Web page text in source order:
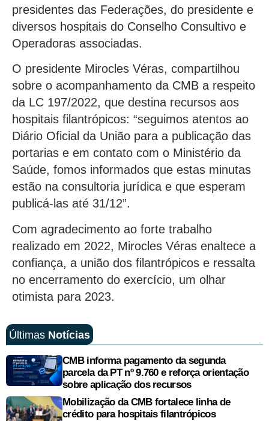
presidentes das Federações, do presidente e
diversos hospitais do Conselho Consultivo e
Operadoras associadas.
O presidente Mirocles Véras, compartilhou
sobre o acompanhamento da CMB a respeito
da LC 197/2022, que destina recursos aos
hospitais filantrópicos: “seguimos atentos ao
Diário Oficial da União para a publicação das
portarias e em contato com o Ministério da
Saúde, fomos informados que estas minutas
estão na consultoria jurídica e que esperam
publicá-las até 31/12”.
Com agradecimento ao forte trabalho
realizado em 2022, Mirocles Véras enaltece a
confiança, a união dos filantrópicos e ressalta
no encerramento do exercício, um olhar
otimista para 2023.
Últimas Notícias
CMB informa pagamento da segunda
parcela da PT nº 9.760 e reforça orientação
sobre aplicação dos recursos
Mobilização da CMB fortalece linha de
crédito para hospitais filantrópicos